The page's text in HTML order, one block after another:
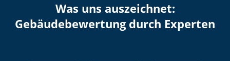
Was uns auszeichnet:
Ge­bäu­de­be­wer­tung durch Experten